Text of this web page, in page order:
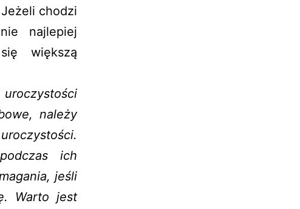
chodzi
najlepiej
większą
uroczystości
należy
ich
jeśli
Warto jest